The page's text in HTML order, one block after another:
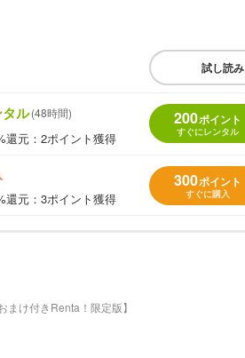
試し読み
ル(48時間)
還元 ：2ポイント獲得
200ポイント
すぐにレンタル
還元 ：3ポイント獲得
300ポイント
すぐに購入
け付きRenta！限定版】